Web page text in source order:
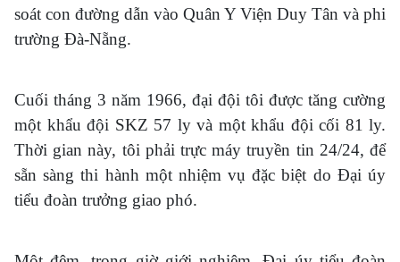
soát con đường dẫn vào Quân Y Viện Duy Tân và phi
trường Đà-Nẵng.
Cuối tháng 3 năm 1966, đại đội tôi được tăng cường
một khẩu đội SKZ 57 ly và một khẩu đội cối 81 ly.
Thời gian này, tôi phải trực máy truyền tin 24/24, để
sẵn sàng thi hành một nhiệm vụ đặc biệt do Đại úy
tiểu đoàn trưởng giao phó.